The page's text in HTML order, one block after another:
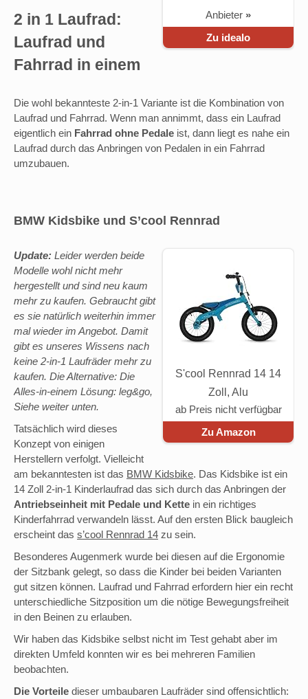
Anbieter »
Zu idealo
2 in 1 Laufrad:
Laufrad und
Fahrrad in einem
Die wohl bekannteste 2-in-1 Variante ist die Kombination von
Laufrad und Fahrrad. Wenn man annimmt, dass ein Laufrad
eigentlich ein Fahrrad ohne Pedale ist, dann liegt es nahe ein
Laufrad durch das Anbringen von Pedalen in ein Fahrrad
umzubauen.
BMW Kidsbike und S’cool Rennrad
S'cool Rennrad 14 14
Zoll, Alu
ab Preis nicht verfügbar
Zu Amazon
Update: Leider werden beide
Modelle wohl nicht mehr
hergestellt und sind neu kaum
mehr zu kaufen. Gebraucht gibt
es sie natürlich weiterhin immer
mal wieder im Angebot. Damit
gibt es unseres Wissens nach
keine 2-in-1 Laufräder mehr zu
kaufen. Die Alternative: Die
Alles-in-einem Lösung: leg&go,
Siehe weiter unten.
Tatsächlich wird dieses
Konzept von einigen
Herstellern verfolgt. Vielleicht
am bekanntesten ist das BMW Kidsbike. Das Kidsbike ist ein
14 Zoll 2-in-1 Kinderlaufrad das sich durch das Anbringen der
Antriebseinheit mit Pedale und Kette in ein richtiges
Kinderfahrrad verwandeln lässt. Auf den ersten Blick baugleich
erscheint das s’cool Rennrad 14 zu sein.
Besonderes Augenmerk wurde bei diesen auf die Ergonomie
der Sitzbank gelegt, so dass die Kinder bei beiden Varianten
gut sitzen können. Laufrad und Fahrrad erfordern hier ein recht
unterschiedliche Sitzposition um die nötige Bewegungsfreiheit
in den Beinen zu erlauben.
Wir haben das Kidsbike selbst nicht im Test gehabt aber im
direkten Umfeld konnten wir es bei mehreren Familien
beobachten.
Die Vorteile dieser umbaubaren Laufräder sind offensichtlich: